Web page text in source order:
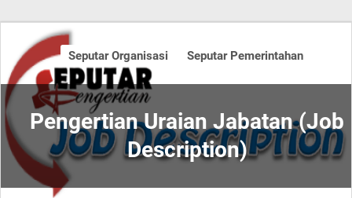
Pengertian Uraian Jabatan (Job
Description)
Seputar Organisasi Seputar Pemerintahan